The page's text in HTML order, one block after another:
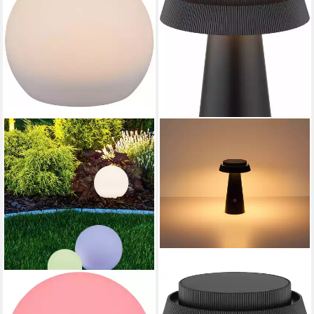
REALITY LEUCHTEN
LED Solarleuchte MELO,
OTTO HOME
LED Solarleuchte Tirria